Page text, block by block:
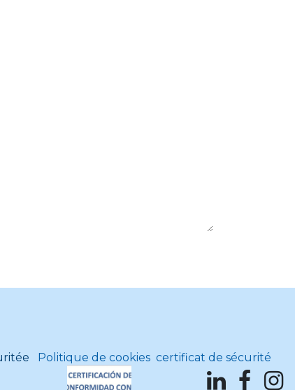
Politique de cookies certificat de sécurité